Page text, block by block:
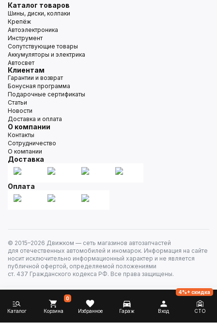
Каталог товаров
Шины, диски, колпаки
Крепёж
Автоэлектроника
Инструмент
Сопутствующие товары
Аккумуляторы и электрика
Автосвет
Клиентам
Гарантии и возврат
Бонусная программа
Подарочные сертификаты
Статьи
Новости
Доставка и оплата
О компании
Контакты
Сотрудничество
О компании
Доставка
Оплата
© 2015–2026 Движком — сеть магазинов автозапчастей
для отечественных автомобилей и иномарок. Информация на сайте
носит исключительно информационный характер и не является
публичной офертой, определяемой положениями
ст. 437 Гражданского кодекса РФ. Все права защищены.
Каталог Корзина
0
Избранное Гараж Вход СТО
4%+ скидка